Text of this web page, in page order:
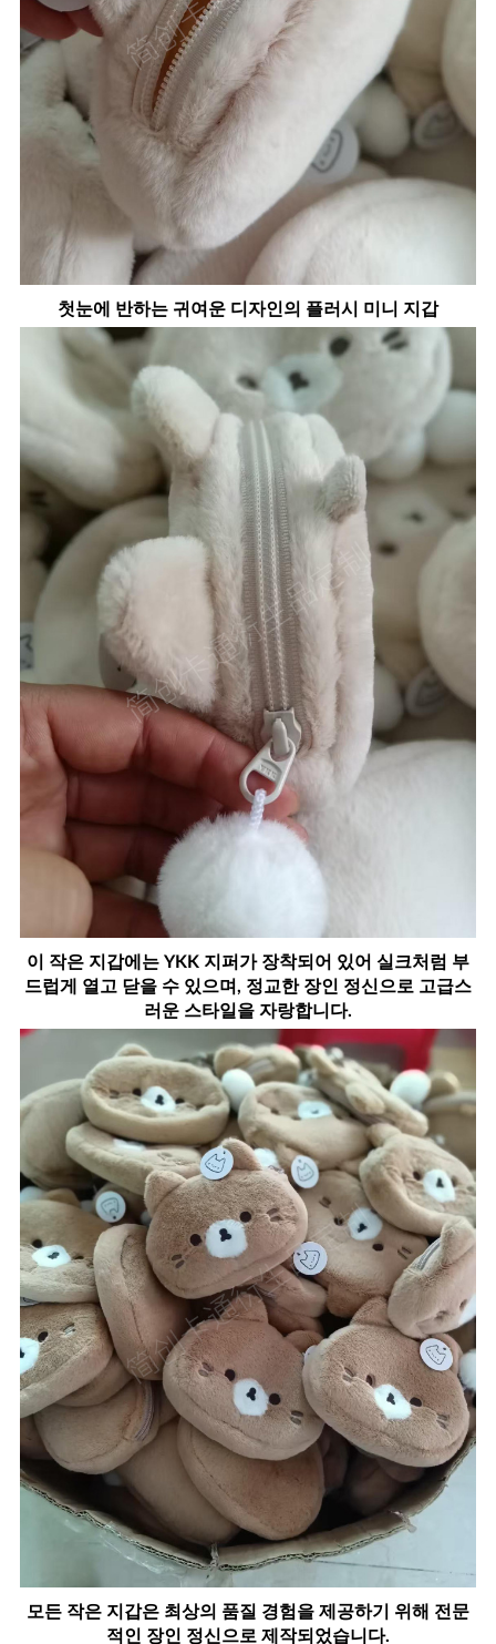
첫눈에 반하는 귀여운 디자인의 플러시 미니 지갑
이 작은 지갑에는 YKK 지퍼가 장착되어 있어 실크처럼 부
드럽게 열고 닫을 수 있으며, 정교한 장인 정신으로 고급스
러운 스타일을 자랑합니다.
모든 작은 지갑은 최상의 품질 경험을 제공하기 위해 전문
적인 장인 정신으로 제작되었습니다.